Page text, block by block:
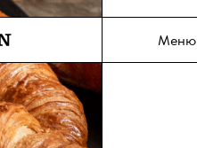
основному содержимому
Хлеб
Меню